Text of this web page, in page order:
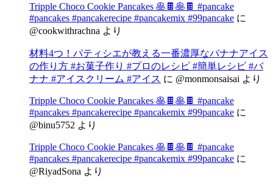
Tripple Choco Cookie Pancakes 🥞🍫🥞🍫 #pancake
#pancakes #pancakerecipe #pancakemix #99pancake に
@cookwithrachna より
材料4つ！パティシエが教える一番濃厚なバナナアイス
の作り方 #お菓子作り #プロのレシピ #簡単レシピ #バ
ナナ #アイスクリーム #アイス に @monmonsaisai より
Tripple Choco Cookie Pancakes 🥞🍫🥞🍫 #pancake
#pancakes #pancakerecipe #pancakemix #99pancake に
@binu5752 より
Tripple Choco Cookie Pancakes 🥞🍫🥞🍫 #pancake
#pancakes #pancakerecipe #pancakemix #99pancake に
@RiyadSona より